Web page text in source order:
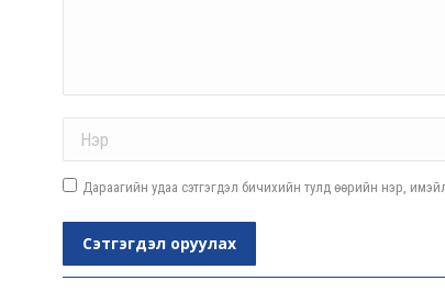
Дараагийн удаа сэтгэгдэл бичихийн тулд өөрийн нэр,
Сэтгэгдэл оруулах